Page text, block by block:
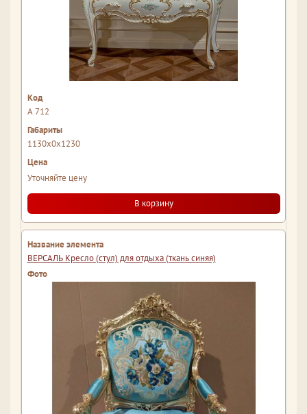
А 712
1130x0x1230
Уточняйте цену
В корзину
ВЕРСАЛЬ Кресло (стул) для отдыха (ткань синяя)